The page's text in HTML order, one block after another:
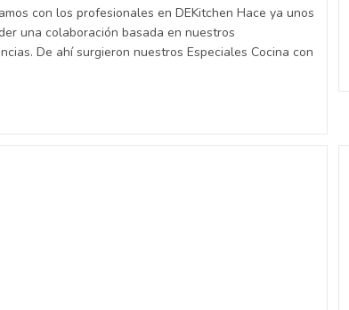
con los profesionales en DEKitchen Hace ya unos
una colaboración basada en nuestros
De ahí surgieron nuestros Especiales Cocina con